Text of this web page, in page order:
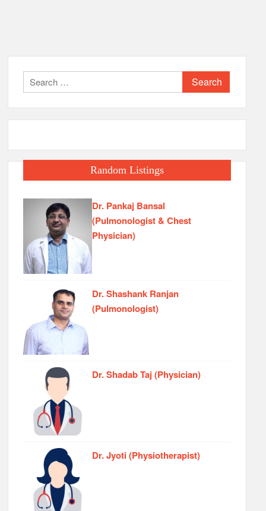
Search
for:
Random Listings
Dr. Pankaj Bansal
(Pulmonologist & Chest
Physician)
Dr. Shashank Ranjan
(Pulmonologist)
Dr. Shadab Taj (Physician)
Dr. Jyoti (Physiotherapist)